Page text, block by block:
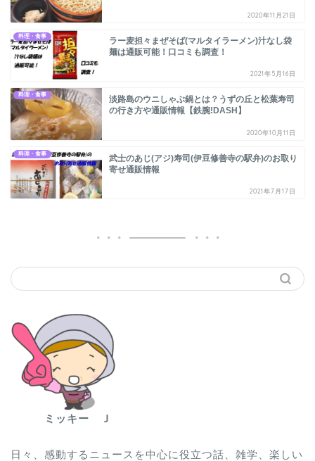
2020年11月21日
料理・食事
ラー麦担々まぜそば(マルタイラーメン)汁なし袋
麺は通販可能！口コミも調査！
2021年5月16日
料理・食事
淡路島のウニしゃぶ鍋とは？うずの丘と松葉寿司
の行き方や通販情報【鉄腕!DASH】
2020年10月11日
料理・食事
武士のあじ(アジ)寿司(伊豆修善寺の駅弁)のお取り
寄せ通販情報
2021年7月17日
ミッキー Ｊ
日々、感動するニュースを中心に役立つ話、雑学、楽しい